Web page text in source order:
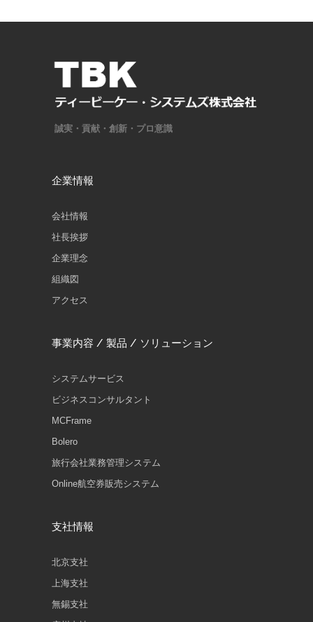
誠実・貢献・創新・プロ意識
企業情報
会社情報
社長挨拶
企業理念
組織図
アクセス
事業内容 / 製品 / ソリューション
システムサービス
ビジネスコンサルタント
MCFrame
Bolero
旅行会社業務管理システム
Online航空券販売システム
支社情報
北京支社
上海支社
無錫支社